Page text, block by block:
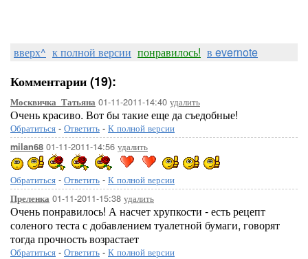
вверх^ к полной версии понравилось! в evernote
Комментарии (19):
Москвичка_Татьяна 01-11-2011-14:40 удалить
Очень красиво. Вот бы такие еще да съедобные!
Обратиться - Ответить - К полной версии
milan68 01-11-2011-14:56 удалить
Обратиться - Ответить - К полной версии
Преленка 01-11-2011-15:38 удалить
Очень понравилось! А насчет хрупкости - есть рецепт
соленого теста с добавлением туалетной бумаги, говорят
тогда прочность возрастает
Обратиться - Ответить - К полной версии